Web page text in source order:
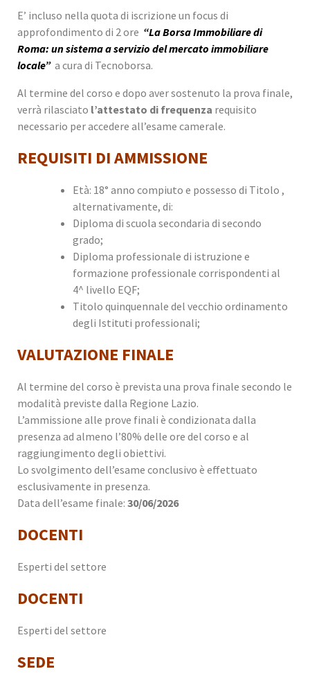
E’ incluso nella quota di iscrizione un focus di
approfondimento di 2 ore “La Borsa Immobiliare di
Roma: un sistema a servizio del mercato immobiliare
locale” a cura di Tecnoborsa.
Al termine del corso e dopo aver sostenuto la prova finale,
verrà rilasciato l’attestato di frequenza requisito
necessario per accedere all’esame camerale.
REQUISITI DI AMMISSIONE
Età: 18° anno compiuto e possesso di Titolo ,
alternativamente, di:
Diploma di scuola secondaria di secondo
grado;
Diploma professionale di istruzione e
formazione professionale corrispondenti al
4^ livello EQF;
Titolo quinquennale del vecchio ordinamento
degli Istituti professionali;
VALUTAZIONE FINALE
Al termine del corso è prevista una prova finale secondo le
modalità previste dalla Regione Lazio.
L’ammissione alle prove finali è condizionata dalla
presenza ad almeno l’80% delle ore del corso e al
raggiungimento degli obiettivi.
Lo svolgimento dell’esame conclusivo è effettuato
esclusivamente in presenza.
Data dell’esame finale: 30/06/2026
DOCENTI
Esperti del settore
DOCENTI
Esperti del settore
SEDE